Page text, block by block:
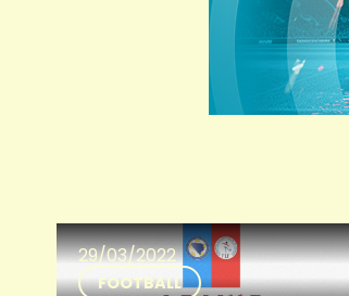
29/03/2022
FOOTBALL